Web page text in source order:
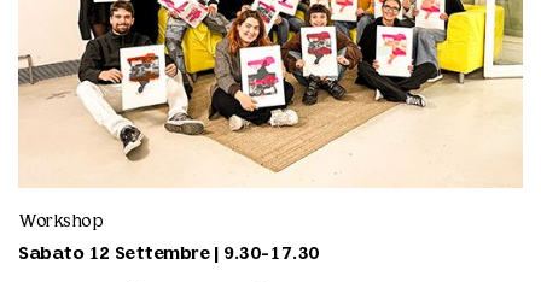
Workshop
Sabato 12 Settembre | 9.30-17.30